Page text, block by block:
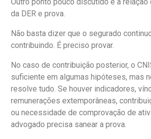
da DER e prova.
Não basta dizer que o segurado
contribuindo. É preciso provar.
No caso de contribuição posterior, o
suficiente em algumas hipóteses, mas
resolve tudo. Se houver indicadores,
remunerações extemporâneas,
ou necessidade de comprovação de
advogado precisa sanear a prova.